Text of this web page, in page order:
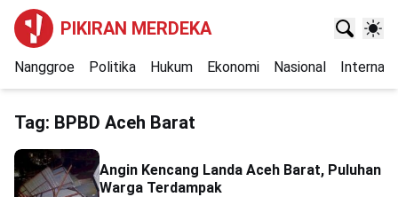
PIKIRAN MERDEKA
Nanggroe Politika Hukum Ekonomi Nasional
Tag: BPBD Aceh Barat
Angin Kencang Landa Aceh Barat, Puluhan
Warga Terdampak